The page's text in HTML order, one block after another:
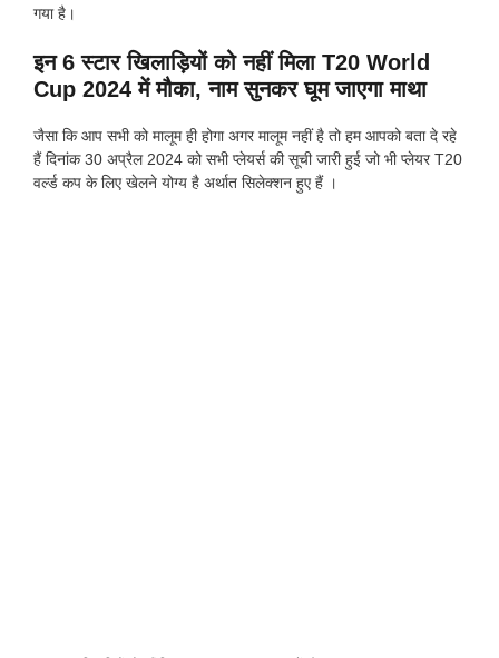
गया है।
इन 6 स्टार खिलाड़ियों को नहीं मिला T20 World
Cup 2024 में मौका, नाम सुनकर घूम जाएगा माथा
जैसा कि आप सभी को मालूम ही होगा अगर मालूम नहीं है तो हम आपको बता दे रहे
हैं दिनांक 30 अप्रैल 2024 को सभी प्लेयर्स की सूची जारी हुई जो भी प्लेयर T20
वर्ल्ड कप के लिए खेलने योग्य है अर्थात सिलेक्शन हुए हैं ।